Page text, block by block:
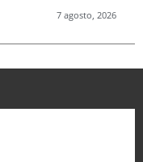
7 agosto, 2026